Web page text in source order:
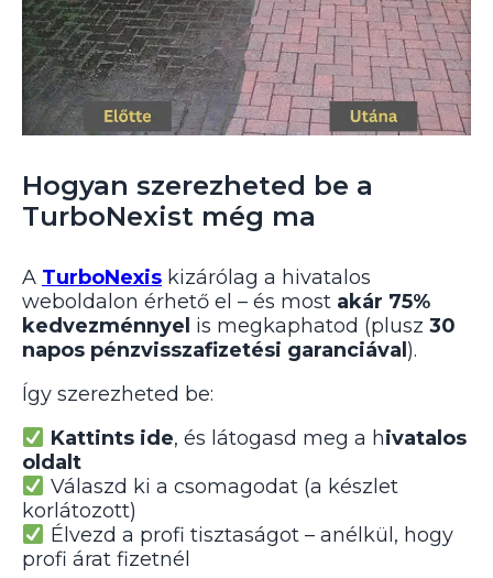
Hogyan szerezheted be a
TurboNexist még ma
A TurboNexis kizárólag a hivatalos
weboldalon érhető el – és most akár 75%
kedvezménnyel is megkaphatod (plusz 30
napos pénzvisszafizetési garanciával).
Így szerezheted be:
Kattints ide, és látogasd meg a hivatalos
oldalt
Válaszd ki a csomagodat (a készlet
korlátozott)
Élvezd a profi tisztaságot – anélkül, hogy
profi árat fizetnél